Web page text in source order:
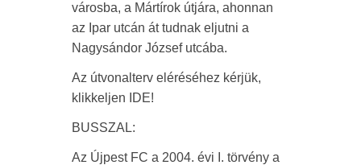
városba, a Mártírok útjára, ahonnan
az Ipar utcán át tudnak eljutni a
Nagysándor József utcába.
Az útvonalterv eléréséhez kérjük,
klikkeljen IDE!
BUSSZAL:
Az Újpest FC a 2004. évi I. törvény a